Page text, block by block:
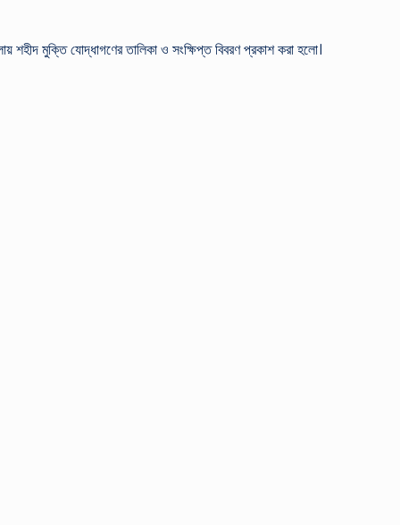
শহীদ মুক্তি যোদ্ধাগণের তালিকা ও সংক্ষিপ্ত বিবরণ প্রকাশ করা হলো।